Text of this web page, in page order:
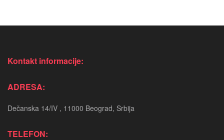
Kontakt informacije:
ADRESA:
Dečanska 14/IV , 11000 Beograd, Srbija
TELEFON: